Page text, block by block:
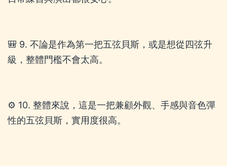
🎒 9. 不論是作為第一把五弦貝斯，或是想從四弦升
級，整體門檻不會太高。
⚙️ 10. 整體來說，這是一把兼顧外觀、手感與音色彈
性的五弦貝斯，實用度很高。